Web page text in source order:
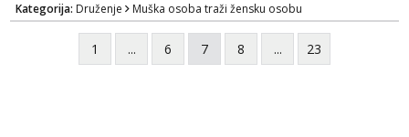
Kategorija: Druženje Muška osoba traži žensku osobu
1 ... 6 7 8 ... 23